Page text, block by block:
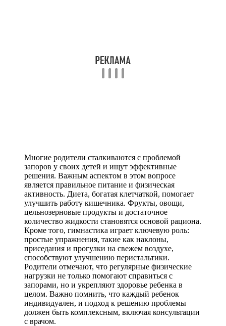
Многие родители сталкиваются с проблемой
запоров у своих детей и ищут эффективные
решения. Важным аспектом в этом вопросе
является правильное питание и физическая
активность. Диета, богатая клетчаткой, помогает
улучшить работу кишечника. Фрукты, овощи,
цельнозерновые продукты и достаточное
количество жидкости становятся основой рациона.
Кроме того, гимнастика играет ключевую роль:
простые упражнения, такие как наклоны,
приседания и прогулки на свежем воздухе,
способствуют улучшению перистальтики.
Родители отмечают, что регулярные физические
нагрузки не только помогают справиться с
запорами, но и укрепляют здоровье ребенка в
целом. Важно помнить, что каждый ребенок
индивидуален, и подход к решению проблемы
должен быть комплексным, включая консультации
с врачом.